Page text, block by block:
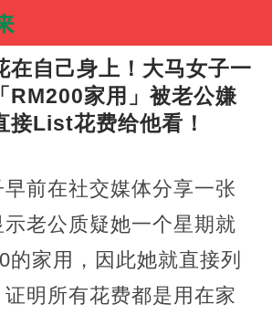
在自己身上！大马女子一
RM200家用」被老公嫌
接List花费给他看！
前在社交媒体分享一张
老公质疑她一个星期就
的家用，因此她就直接列
明所有花费都是用在家